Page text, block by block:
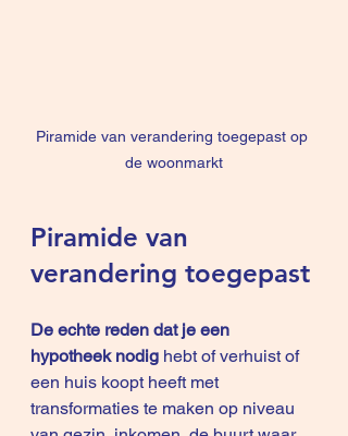
Piramide van verandering toegepast op
de woonmarkt
Piramide van
verandering toegepast
De echte reden dat je een
hypotheek nodig hebt of verhuist of
een huis koopt heeft met
transformaties te maken op niveau